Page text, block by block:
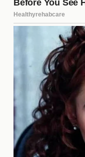
laborales.
exposición para
colaborar con
programas de
experiencia
deben
expectativas del